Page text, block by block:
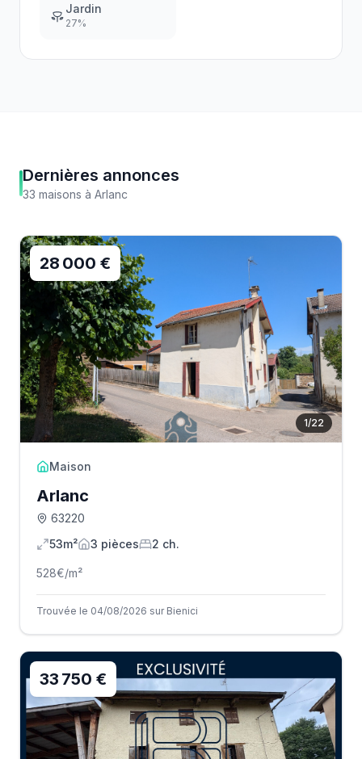
Jardin
27%
Dernières annonces
33 maisons à Arlanc
1/22
28 000 €
Maison
Arlanc
63220
53m²
3 pièces 2 ch.
528€/m²
Trouvée le 04/08/2026 sur Bienici
33 750 €